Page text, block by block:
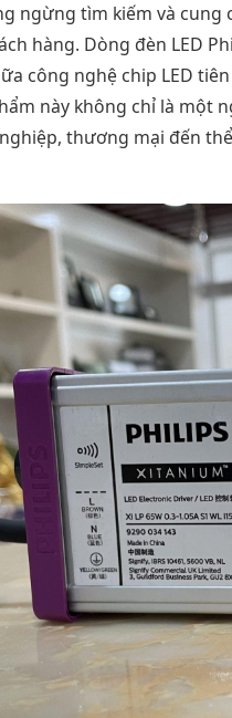
ngừng tìm kiếm và
hàng. Dòng đèn LED
công nghệ chip LED
này không chỉ là một
thương mại đến